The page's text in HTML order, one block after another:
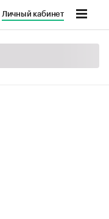
Личный кабинет